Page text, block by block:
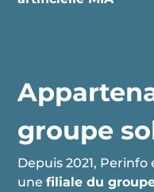
groupe
Depuis 2021, Perinfo
unefiliale du